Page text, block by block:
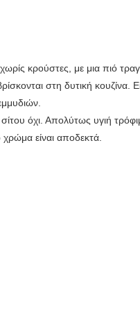
κρούστες, με μια πιό
στη δυτική κουζίνα.
όχι. Απολύτως υγιή
είναι αποδεκτά.